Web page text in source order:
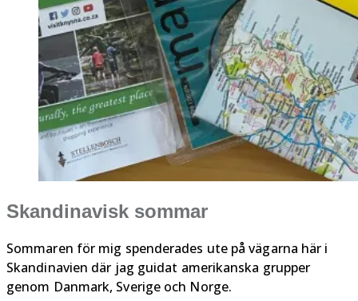
Skandinavisk sommar
Sommaren för mig spenderades ute på vägarna här i
Skandinavien där jag guidat amerikanska grupper
genom Danmark, Sverige och Norge.